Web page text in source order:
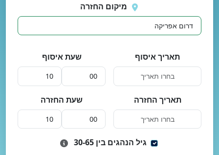
מיקום החזרה
תאריך איסוף שעת איסוף
תאריך החזרה שעת החזרה
גיל הנהגים בין 30-65